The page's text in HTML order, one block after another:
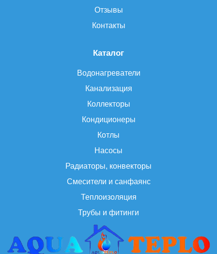
Каталог
Водонагреватели
Канализация
Коллекторы
Кондиционеры
Котлы
Насосы
Радиаторы, конвекторы
Смесители и санфаянс
Теплоизоляция
Трубы и фитинги
Отзывы
Контакты